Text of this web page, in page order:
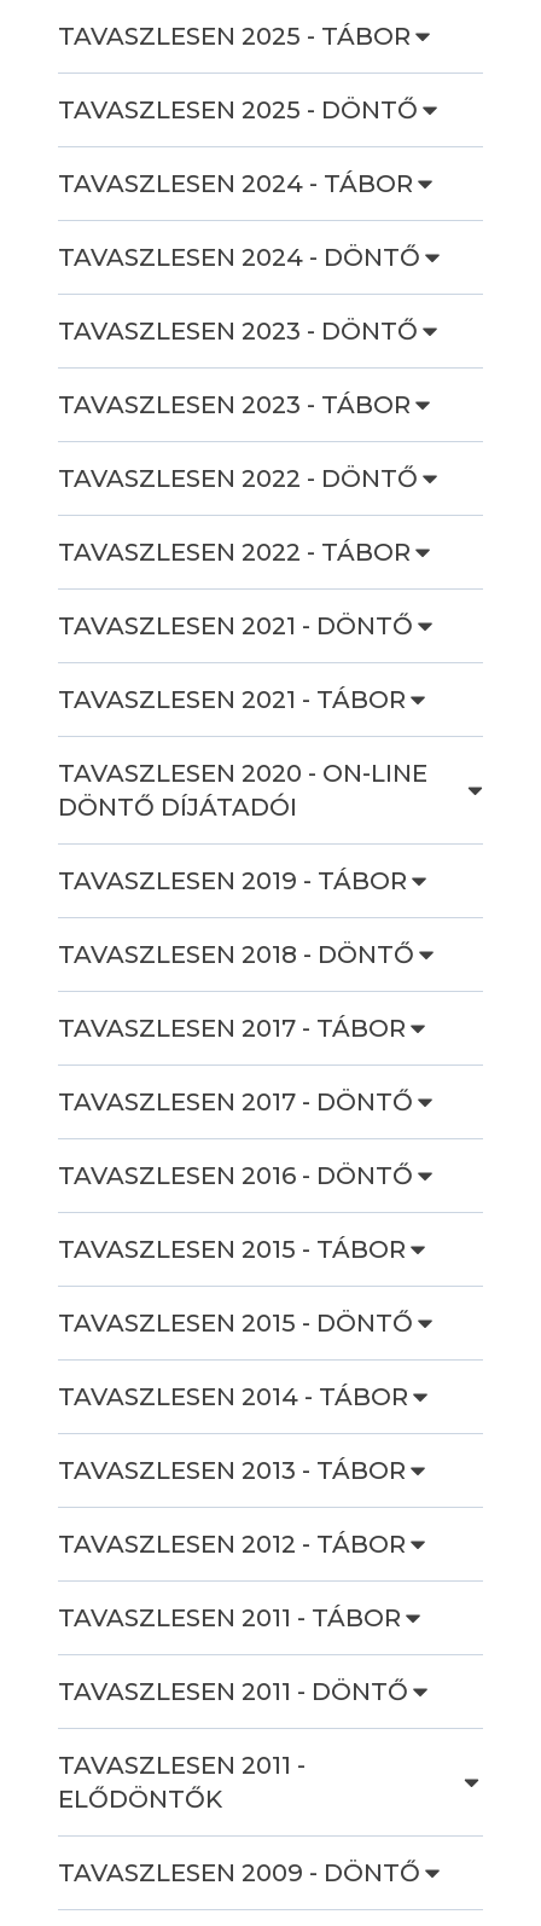
TAVASZLESEN 2025 - TÁBOR
TAVASZLESEN 2025 - DÖNTŐ
TAVASZLESEN 2024 - TÁBOR
TAVASZLESEN 2024 - DÖNTŐ
TAVASZLESEN 2023 - DÖNTŐ
TAVASZLESEN 2023 - TÁBOR
TAVASZLESEN 2022 - DÖNTŐ
TAVASZLESEN 2022 - TÁBOR
TAVASZLESEN 2021 - DÖNTŐ
TAVASZLESEN 2021 - TÁBOR
TAVASZLESEN 2020 - ON-LINE
DÖNTŐ DÍJÁTADÓI
TAVASZLESEN 2019 - TÁBOR
TAVASZLESEN 2018 - DÖNTŐ
TAVASZLESEN 2017 - TÁBOR
TAVASZLESEN 2017 - DÖNTŐ
TAVASZLESEN 2016 - DÖNTŐ
TAVASZLESEN 2015 - TÁBOR
TAVASZLESEN 2015 - DÖNTŐ
TAVASZLESEN 2014 - TÁBOR
TAVASZLESEN 2013 - TÁBOR
TAVASZLESEN 2012 - TÁBOR
TAVASZLESEN 2011 - TÁBOR
TAVASZLESEN 2011 - DÖNTŐ
TAVASZLESEN 2011 -
ELŐDÖNTŐK
TAVASZLESEN 2009 - DÖNTŐ